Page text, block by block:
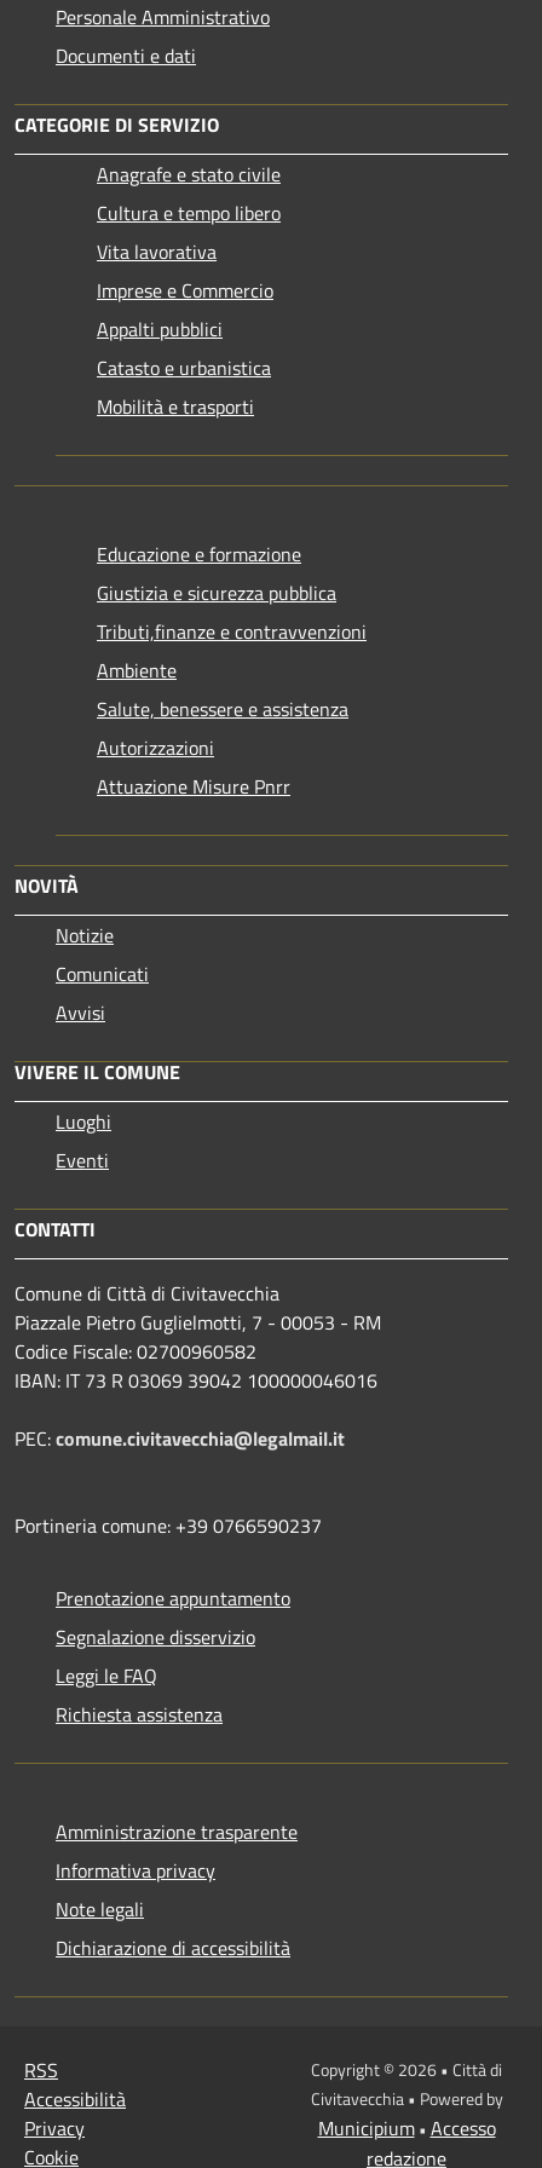
Personale Amministrativo
Documenti e dati
CATEGORIE DI SERVIZIO
Anagrafe e stato civile
Cultura e tempo libero
Vita lavorativa
Imprese e Commercio
Appalti pubblici
Catasto e urbanistica
Mobilità e trasporti
Educazione e formazione
Giustizia e sicurezza pubblica
Tributi,finanze e contravvenzioni
Ambiente
Salute, benessere e assistenza
Autorizzazioni
Attuazione Misure Pnrr
NOVITÀ
Notizie
Comunicati
Avvisi
VIVERE IL COMUNE
Luoghi
Eventi
CONTATTI
Comune di Città di Civitavecchia
Piazzale Pietro Guglielmotti, 7 - 00053 - RM
Codice Fiscale: 02700960582
IBAN: IT 73 R 03069 39042 100000046016
PEC:comune.civitavecchia@legalmail.it
Portineria comune: +39 0766590237
Prenotazione appuntamento
Segnalazione disservizio
Leggi le FAQ
Richiesta assistenza
Amministrazione trasparente
Informativa privacy
Note legali
Dichiarazione di accessibilità
RSS
Accessibilità
Privacy
Cookie
Copyright © 2026 • Città di
Civitavecchia • Powered by
Municipium• Accesso
redazione